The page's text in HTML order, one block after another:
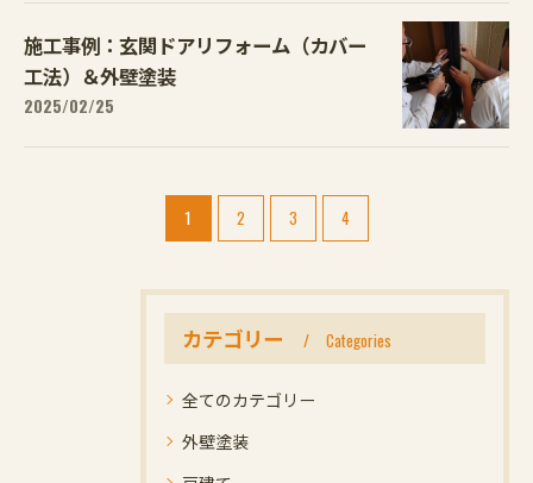
施工事例：玄関ドアリフォーム（カバー
工法）＆外壁塗装
2025/02/25
1 2 3 4
カテゴリー Categories
全てのカテゴリー
外壁塗装